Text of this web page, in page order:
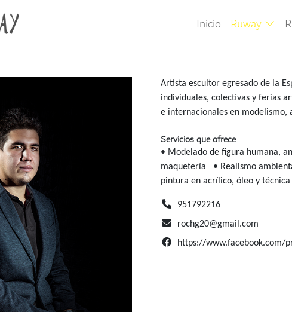
Inicio Ruway
Artista escultor egresado de la
individuales, colectivas y ferias
e internacionales en modelismo,
Servicios que ofrece
• Modelado de figura humana,
maquetería
• Realismo
pintura en acrílico, óleo y
951792216
rochg20@gmail.com
https://www.facebook.com/